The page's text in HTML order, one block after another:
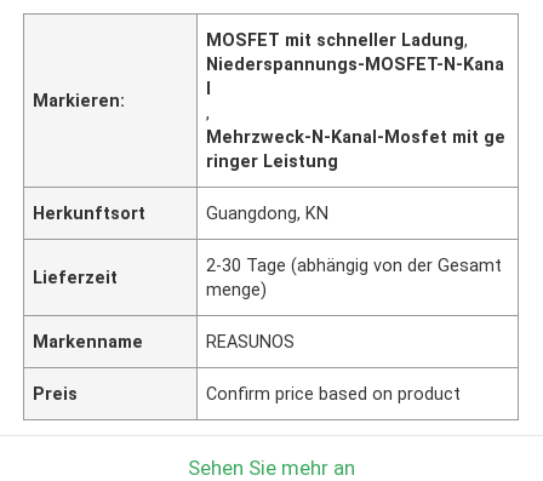
Markieren:
MOSFET mit schneller Ladung,
Niederspannungs-MOSFET-N-Kana
l
,
Mehrzweck-N-Kanal-Mosfet mit ge
ringer Leistung
Herkunftsort Guangdong, KN
Lieferzeit
2-30 Tage (abhängig von der Gesamt
menge)
Markenname REASUNOS
Preis Confirm price based on product
Sehen Sie mehr an